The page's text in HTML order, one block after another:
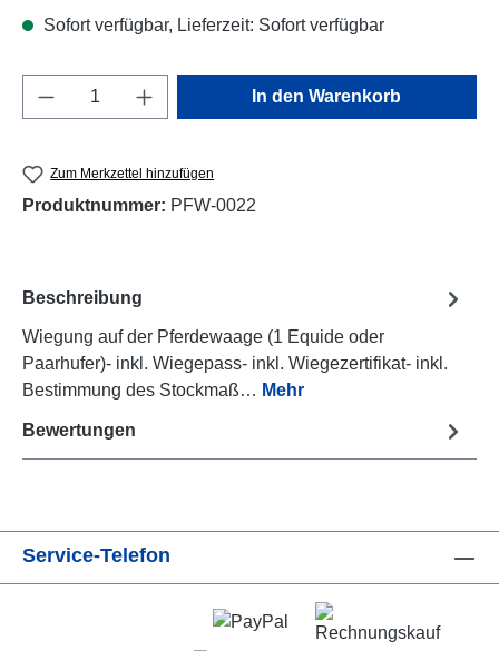
Sofort verfügbar, Lieferzeit: Sofort verfügbar
Produkt Anzahl: Gib den gewünschten
In den Warenkorb
Zum Merkzettel hinzufügen
Produktnummer: PFW-0022
Beschreibung
Wiegung auf der Pferdewaage (1 Equide oder
Paarhufer)- inkl. Wiegepass- inkl. Wiegezertifikat- inkl.
Bestimmung des Stockmaß… Mehr
Bewertungen
Service-Telefon